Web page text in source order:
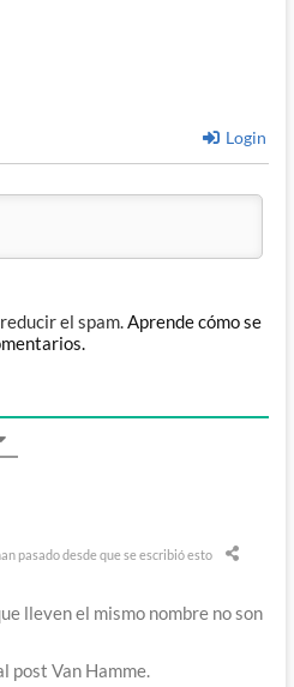
Login
el spam.Aprende cómo se
pasado desde que se escribió esto
lleven el mismo nombre no son
post Van Hamme.